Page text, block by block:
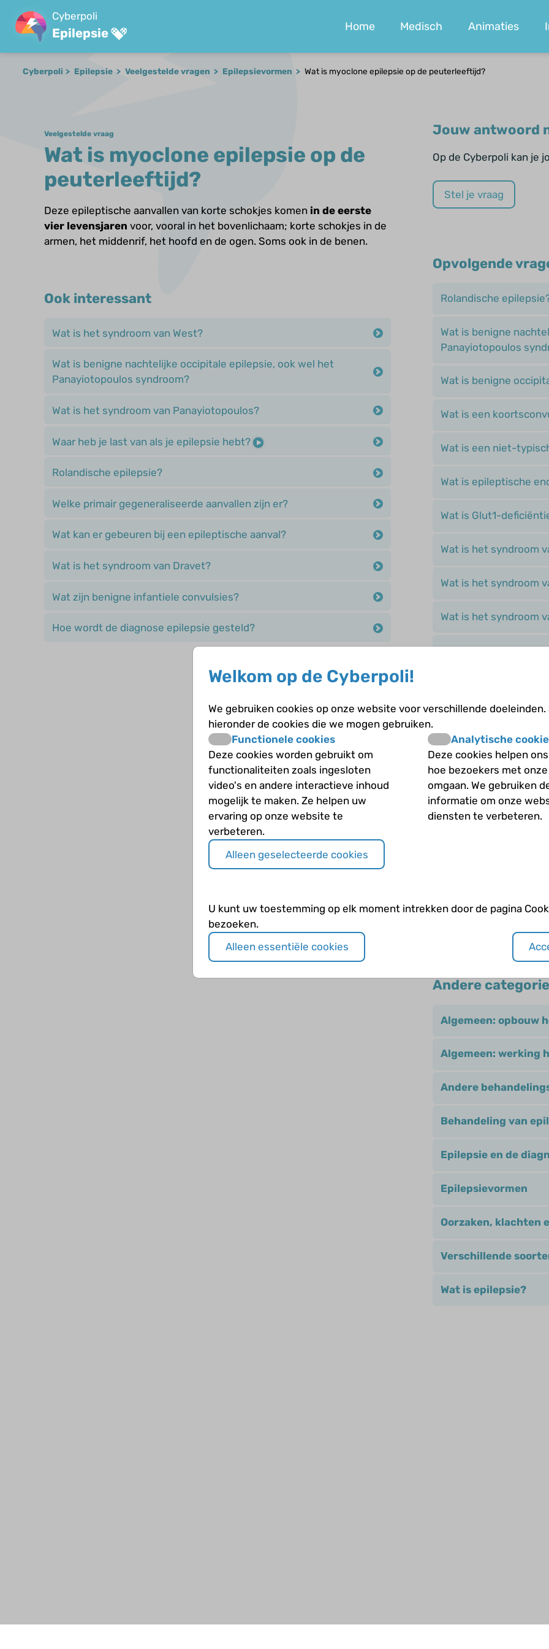
Cyberpoli
Epilepsie Home Medisch Animaties
Cyberpoli Epilepsie Veelgestelde vragen Epilepsievormen Wat is myoclone epilepsie op de peuterleeftijd?
Veelgestelde vraag
Wat is myoclone epilepsie op de
peuterleeftijd?
Deze epileptische aanvallen van korte schokjes komen in de eerste
vier levensjaren voor, vooral in het bovenlichaam; korte schokjes in de
armen, het middenrif, het hoofd en de ogen. Soms ook in de benen.
Ook interessant
Wat is het syndroom van West?
Wat is benigne nachtelijke occipitale epilepsie, ook wel het
Panayiotopoulos syndroom?
Wat is het syndroom van Panayiotopoulos?
Waar heb je last van als je epilepsie hebt?
Rolandische epilepsie?
Welke primair gegeneraliseerde aanvallen zijn er?
Wat kan er gebeuren bij een epileptische aanval?
Wat is het syndroom van Dravet?
Wat zijn benigne infantiele convulsies?
Hoe wordt de diagnose epilepsie gesteld?
Jouw antwoord
Op de Cyberpoli kan je
Stel je vraag
Opvolgende
Rolandische
Wat is benigne
Panayiotopoulos
Wat is benigne
Wat is een
Wat is een niet-
Wat is epileptische
Wat is Glut1-
Wat is het syndroom
Wat is het syndroom
Wat is het syndroom
Wat is het syndroom
Wat is juveniele
Wat is myoclone
Wat zijn absences?
Wat zijn
Andere
Algemeen: opbouw
Algemeen: werking
Andere
Behandeling van
Epilepsie en de
Epilepsievormen
Oorzaken, klachten
Verschillende
Wat is epilepsie?
Welkom op de Cyberpoli!
We gebruiken cookies op onze website voor verschillende
hieronder de cookies die we mogen gebruiken.
Functionele cookies
Deze cookies worden gebruikt om
functionaliteiten zoals ingesloten
video's en andere interactieve inhoud
mogelijk te maken. Ze helpen uw
ervaring op onze website te
verbeteren.
Analytische
Deze cookies helpen
hoe bezoekers met
omgaan. We gebruiken
informatie om onze
diensten te verbeteren.
Alleen geselecteerde cookies
U kunt uw toestemming op elk moment intrekken door de pagina
bezoeken.
Alleen essentiële cookies